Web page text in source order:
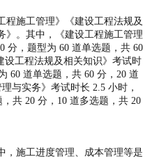
程施工管理》《建设工程法规及
》。其中，《建设工程施工管理
分，题型为 60 道单选题，共 60
设工程法规及相关知识》考试时
60 道单选题，共 60 分，20 道
与实务》考试时长 2.5 小时，
共 20 分，10 道多选题，共 20
，施工进度管理、成本管理等是